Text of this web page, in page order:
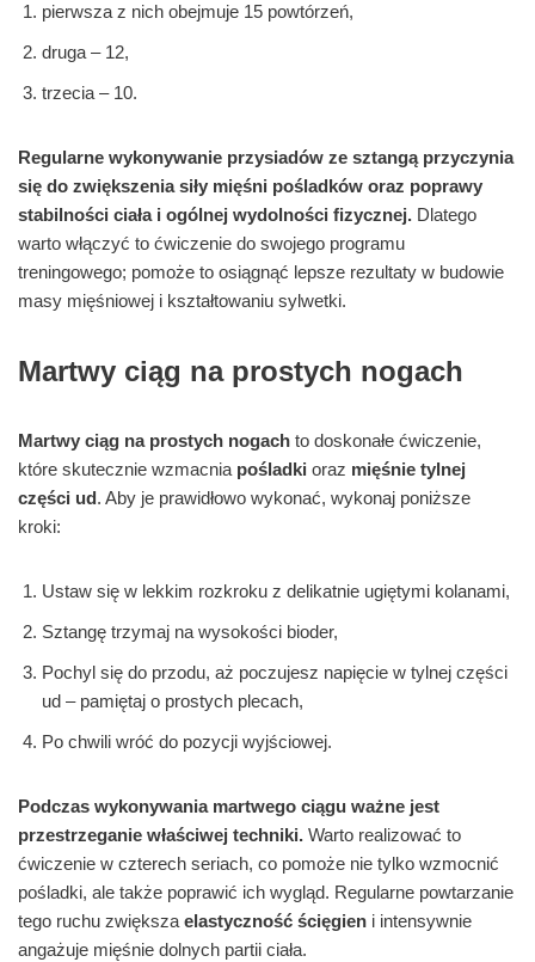
pierwsza z nich obejmuje 15 powtórzeń,
druga – 12,
trzecia – 10.
Regularne wykonywanie przysiadów ze sztangą przyczynia
się do zwiększenia siły mięśni pośladków oraz poprawy
stabilności ciała i ogólnej wydolności fizycznej. Dlatego
warto włączyć to ćwiczenie do swojego programu
treningowego; pomoże to osiągnąć lepsze rezultaty w budowie
masy mięśniowej i kształtowaniu sylwetki.
Martwy ciąg na prostych nogach
Martwy ciąg na prostych nogach to doskonałe ćwiczenie,
które skutecznie wzmacnia pośladki oraz mięśnie tylnej
części ud. Aby je prawidłowo wykonać, wykonaj poniższe
kroki:
Ustaw się w lekkim rozkroku z delikatnie ugiętymi kolanami,
Sztangę trzymaj na wysokości bioder,
Pochyl się do przodu, aż poczujesz napięcie w tylnej części
ud – pamiętaj o prostych plecach,
Po chwili wróć do pozycji wyjściowej.
Podczas wykonywania martwego ciągu ważne jest
przestrzeganie właściwej techniki. Warto realizować to
ćwiczenie w czterech seriach, co pomoże nie tylko wzmocnić
pośladki, ale także poprawić ich wygląd. Regularne powtarzanie
tego ruchu zwiększa elastyczność ścięgien i intensywnie
angażuje mięśnie dolnych partii ciała.